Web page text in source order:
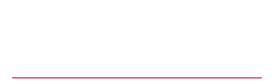
￥880
サポート正規品 メーカー保証5年 KLMEA128G
サポート正規品 メーカー保証5年 KLMEA128G